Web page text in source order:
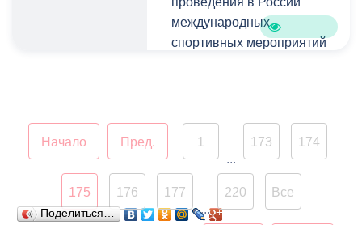
международных
спортивных мероприятий
Начало Пред.
1
...
173 174
175 176
177
...
220 Все
Поделиться…